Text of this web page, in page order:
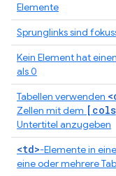
Elemente
Sprunglinks sind
Kein Element hat einen
als 0
Tabellen verwenden
Zellen mit dem
Untertitel anzugeben
<td>-Elemente in
eine oder mehrere